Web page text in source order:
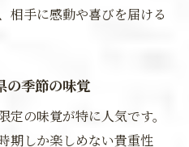
相手に感動や喜びを届ける
の季節の味覚
の味覚が特に人気です。
期しか楽しめない貴重性